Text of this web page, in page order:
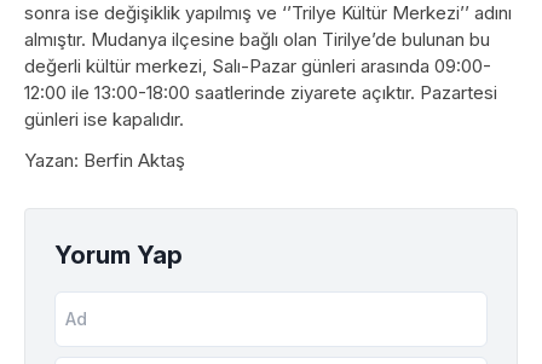
sonra ise değişiklik yapılmış ve ‘’Trilye Kültür Merkezi’’ adını
almıştır. Mudanya ilçesine bağlı olan Tirilye’de bulunan bu
değerli kültür merkezi, Salı-Pazar günleri arasında 09:00-
12:00 ile 13:00-18:00 saatlerinde ziyarete açıktır. Pazartesi
günleri ise kapalıdır.
Yazan: Berfin Aktaş
Yorum Yap